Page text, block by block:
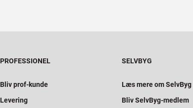
PROFESSIONEL
Bliv prof-kunde
Levering
SELVBYG
Læs mere om SelvByg
Bliv SelvByg-medlem